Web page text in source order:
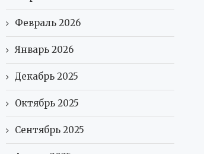
Февраль 2026
Январь 2026
Декабрь 2025
Октябрь 2025
Сентябрь 2025